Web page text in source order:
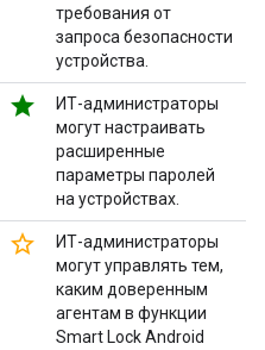
требования от
запроса безопасности
устройства.
star
ИТ-администраторы
могут настраивать
расширенные
параметры паролей
на устройствах.
star_border
ИТ-администраторы
могут управлять тем,
каким доверенным
агентам в функции
Smart Lock Android